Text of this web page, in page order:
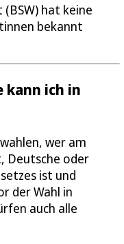
(BSW) hat keine
bekannt
kann ich in
wer am
Deutsche oder
ist und
der Wahl in
auch alle